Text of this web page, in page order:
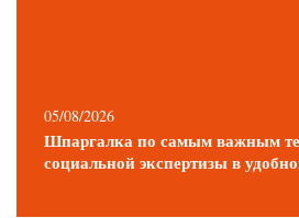
05/08/2026
Шпаргалка по самым важным
социальной экспертизы в